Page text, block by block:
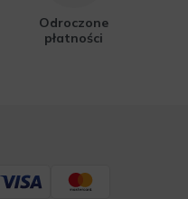
Odroczone
płatności